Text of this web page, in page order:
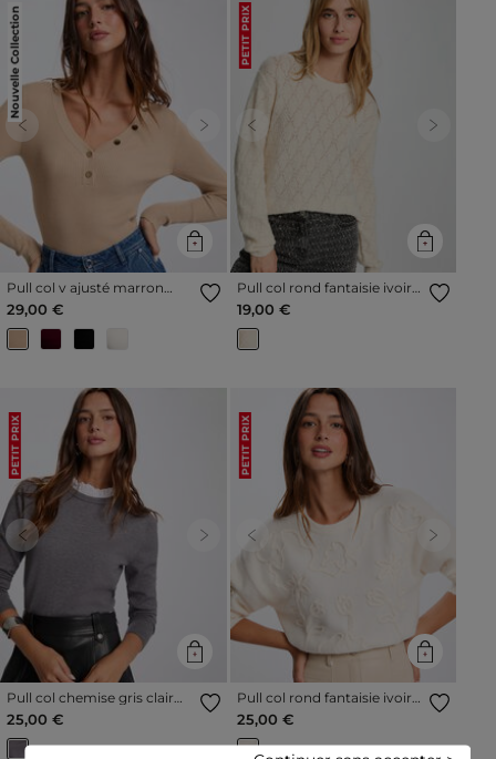
Nouvelle Collection
Previous Next
Pull col v ajusté marron
clair femme
29,00 €
PETIT PRIX
Previous Next
Pull col rond fantaisie ivoire
femme
19,00 €
PETIT PRIX
Previous Next
Pull col chemise gris clair
femme
25,00 €
PETIT PRIX
Previous Next
Pull col rond fantaisie ivoire
femme
25,00 €